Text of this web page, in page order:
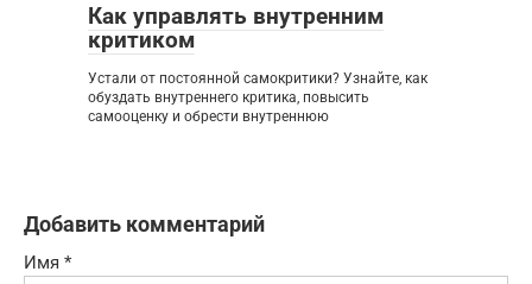
Как управлять внутренним
критиком
Устали от постоянной самокритики? Узнайте, как
обуздать внутреннего критика, повысить
самооценку и обрести внутреннюю
Добавить комментарий
Имя *